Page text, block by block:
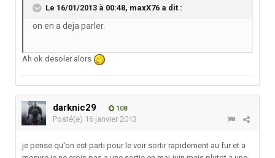
Le 16/01/2013 à 00:48, maxX76 a dit :
on en a deja parler.
Ah ok desoler alors
darknic29 108
Posté(e) 16 janvier 2013
je pense qu'on est parti pour le voir sortir rapidement au fur et a